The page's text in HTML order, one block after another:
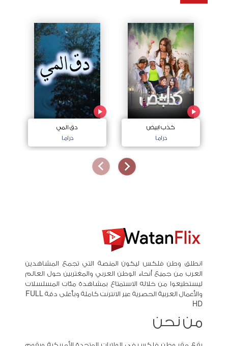
كذب ابيض
دراما
دق المي
دراما
انطلق وطن فلكس ليكون المنصة التي تجمع المشاهدين
العرب من جميع أنحاء الوطن العربي والمغتربين حول العالم
ليستطيعوا من خلاله الاستمتاع بمشاهدة مئات المسلسلات
والأعمال العربية الحصرية عبر الانترنت كاملة وبأعلى دقة FULL
HD
من نحن